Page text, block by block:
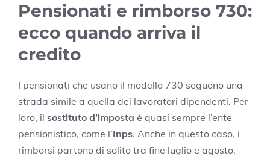
Pensionati e rimborso 730:
ecco quando arriva il
credito
I pensionati che usano il modello 730 seguono una
strada simile a quella dei lavoratori dipendenti. Per
loro, il sostituto d’imposta è quasi sempre l’ente
pensionistico, come l’Inps. Anche in questo caso, i
rimborsi partono di solito tra fine luglio e agosto.